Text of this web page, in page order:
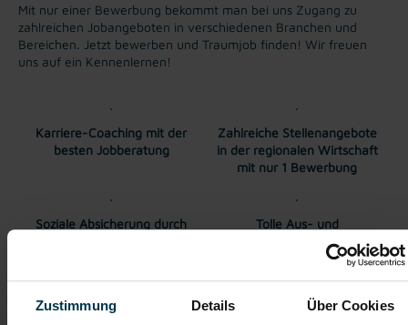
Zustimmung Details Über Cookies
Mit nur einer Bewerbung bekommt man bei uns Zugang zu
zahlreichen Jobangeboten in verschiedenen Branchen und
Bereichen. Jetzt bewerben und Traumjob finden! Wir freuen
uns auf ein Kennenlernen!
Karriere-Coaching mit der
besten Jobberatung
Zahlreiche Stellenangebote
in der regionalen Wirtschaft
mit nur 1 Bewerbung
Soziale Absicherung durch
Tolle Aus- und
Weiterbildungsangebote
sowie Aufstiegsmöglichkeiten